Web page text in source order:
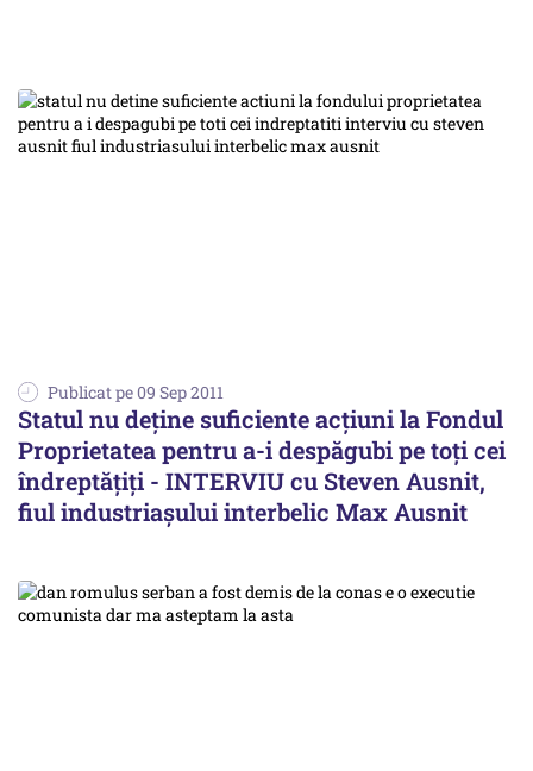
Publicat pe 09 Sep 2011
Statul nu deţine suficiente acţiuni la Fondul
Proprietatea pentru a-i despăgubi pe toţi cei
îndreptăţiţi - INTERVIU cu Steven Ausnit,
fiul industriaşului interbelic Max Ausnit